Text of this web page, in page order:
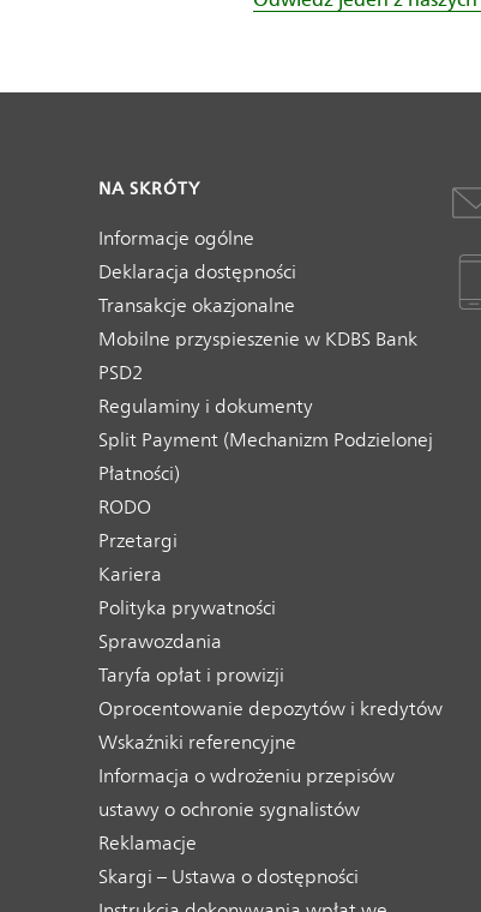
NA SKRÓTY
Informacje ogólne
Deklaracja dostępności
Transakcje okazjonalne
Mobilne przyspieszenie w KDBS Bank
PSD2
Regulaminy i dokumenty
Split Payment (Mechanizm Podzielonej
Płatności)
RODO
Przetargi
Kariera
Polityka prywatności
Sprawozdania
Taryfa opłat i prowizji
Oprocentowanie depozytów i kredytów
Wskaźniki referencyjne
Informacja o wdrożeniu przepisów
ustawy o ochronie sygnalistów
Reklamacje
Skargi – Ustawa o dostępności